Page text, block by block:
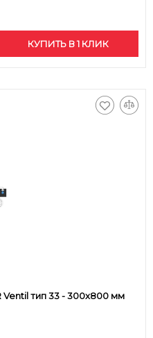
КУПИТЬ В 1 КЛИК
Ventil тип 33 - 300x800 мм